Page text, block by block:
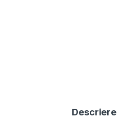
Descriere